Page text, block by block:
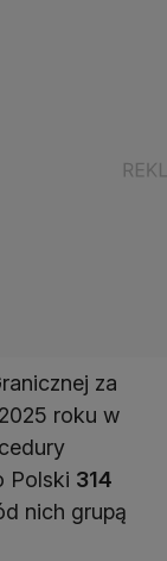
za
roku w
Polski 314
nich grupą